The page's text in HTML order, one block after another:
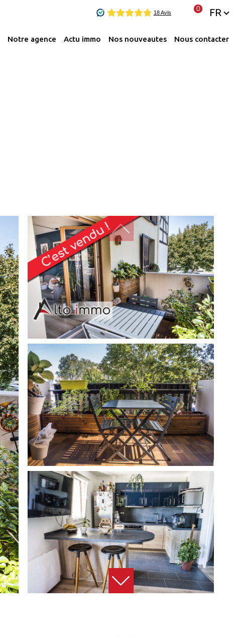
0 Langue
FR
notre agence actu immo nos nouveautes nous contacter